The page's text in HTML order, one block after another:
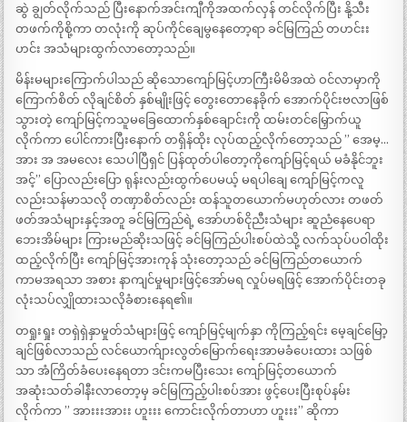
ဆွဲ ချွတ်လိုက်သည် ပြီးနောက်အင်းကျီကိုအထက်လှန် တင်လိုက်ပြီး နို့သီး
တဖက်ကိုစို့ကာ တလုံးကို ဆုပ်ကိုင်ချေမွနေတော့ရာ ခင်မြကြည် တဟင်းး
ဟင်း အသံများထွက်လာတော့သည်။
မိန်းမများကြောက်ပါသည် ဆိုသောကျော်မြင့်ဟာကြီးမိမိအထဲ ဝင်လာမှာကို
ကြောက်စိတ် လိုချင်စိတ် နှစ်မျိုးဖြင့် တွေးတောနေခိုက် အောက်ပိုင်းဗလာဖြစ်
သွားတဲ့ ကျော်မြင့်ကသူမခြေထောက်နှစ်ချောင်းကို ထမ်းတင်မြှောက်ယူ
လိုက်ကာ ပေါင်ကားပြီးနောက် တရှိန်ထိုး လုပ်ထည့်လိုက်တော့သည် ” အေမ့…
အား အ အမလေး သေပါပြီရှင် ပြန်ထုတ်ပါတော့ကိုကျော်မြင့်ရယ် မခံနိုင်ဘူး
အင့်” ပြောလည်းပြော ရုန်းလည်းထွက်ပေမယ့် မရပါချေ ကျော်မြင့်ကလူ
လည်းသန်မာသလို တဏှာစိတ်လည်း ထန်သူတယောက်မဟုတ်လား တဖတ်
ဖတ်အသံများနှင့်အတူ ခင်မြကြည်ရဲ့ အော်ဟစ်ငိုညီးသံများ ဆူညံနေပေရာ
ဘေးအိမ်များ ကြားမည်ဆိုးသဖြင့် ခင်မြကြည်ပါးစပ်ထဲသို့ လက်သုပ်ပဝါထိုး
ထည့်လိုက်ပြီး ကျော်မြင့်အားကုန် သုံးတော့သည် ခင်မြကြည်တယောက်
ကာမအရသာ အစား နာကျင်မှုများဖြင့်အော်မရ လှုပ်မရဖြင့် အောက်ပိုင်းတခု
လုံးသပ်လျှိုထားသလိုခံစားနေရ၏။
တရှုးရှုး တရှဲရှဲနှာမှုတ်သံများဖြင့် ကျော်မြင့်မျက်နှာ ကိုကြည့်ရင်း မေ့ချင်မြော့
ချင်ဖြစ်လာသည် လင်ယောက်ျားလွတ်မြောက်ရေးအာမခံပေးထား သဖြစ်
သာ အံကြိတ်ခံပေးနေရတာ ဒင်းကမပြီးသေး ကျော်မြင့်တယောက်
အဆုံးသတ်ခါနီးလာတော့မှ ခင်မြကြည့်ပါးစပ်အား ဖွင့်ပေးပြီးစုပ်နမ်း
လိုက်ကာ ” အားးးအားး ဟူးးး ကောင်းလိုက်တာဟာ ဟူးးး” ဆိုကာ